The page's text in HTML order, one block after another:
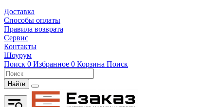
Доставка
Способы оплаты
Правила возврата
Сервис
Контакты
Шоурум
Поиск 0 Избранное 0 Корзина Поиск
Найти